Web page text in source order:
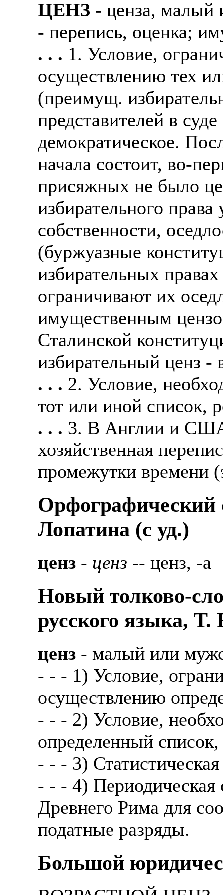
Также смотрите
отправке в другие
А также
рабочий,
стикеровщик.
# работа за границей
# работа за рубежом
# трудоустройство за
# трудоустройство за
В таких банках, как
Промсвязьбанк,
А также в компаниях:
СДЭК, ПЭК и т.д.
В направлениях: без
консультирование,
ЦЕНЗ - ценза, малый
- перепись, оценка;
. . . 1. Условие,
осуществлению тех
(преимущ.
представителей в
демократическое.
начала состоит, во-
присяжных не было
избирательного
собственности,
(буржуазные
избирательных
ограничивают их
имущественным
Сталинской
избирательный ценз -
. . . 2. Условие,
тот или иной список,
. . . 3. В Англии и США
хозяйственная
промежутки времени
Орфографический
Лопатина (c уд.)
ценз - ценз -- ценз, -а
Новый толково-
русского языка,
ценз - малый или
- - - 1) Условие,
осуществлению
- - - 2) Условие,
определенный список,
- - - 3)
- - - 4) Периодическая
Древнего Рима для
податные разряды.
Большой